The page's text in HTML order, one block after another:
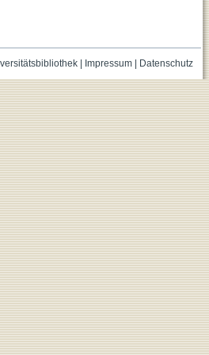
| Impressum| Datenschutz